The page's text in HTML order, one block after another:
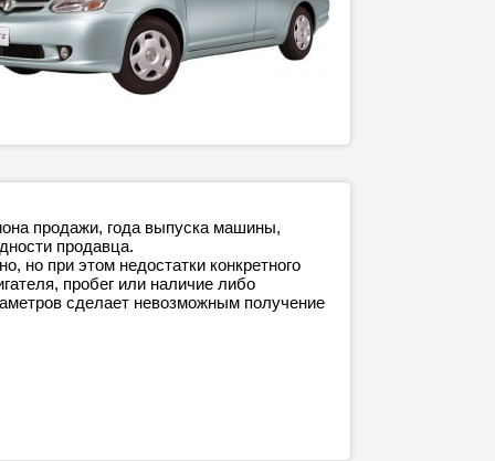
продажи, года выпуска машины,
продавца.
но при этом недостатки конкретного
пробег или наличие либо
сделает невозможным получение